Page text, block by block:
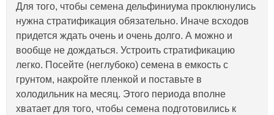
Для того, чтобы семена дельфиниума проклюнулись
нужна стратификация обязательно. Иначе всходов
придется ждать очень и очень долго. А можно и
вообще не дождаться. Устроить стратификацию
легко. Посейте (неглубоко) семена в емкость с
грунтом, накройте пленкой и поставьте в
холодильник на месяц. Этого периода вполне
хватает для того, чтобы семена подготовились к